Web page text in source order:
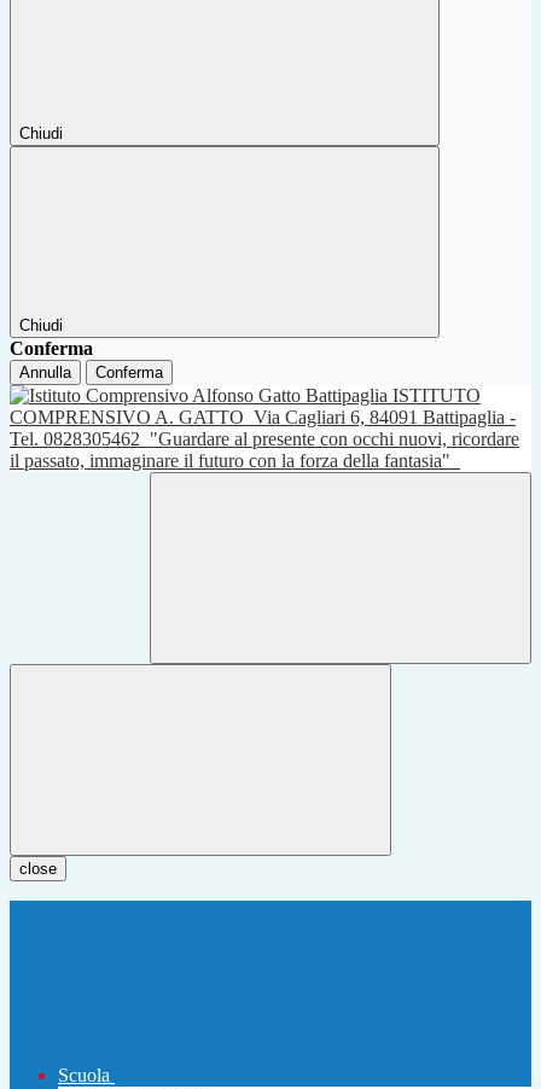
Chiudi
Chiudi
Conferma
Annulla Conferma
ISTITUTO
COMPRENSIVO A. GATTO Via Cagliari 6, 84091 Battipaglia -
Tel. 0828305462 "Guardare al presente con occhi nuovi, ricordare
il passato, immaginare il futuro con la forza della fantasia"
close
Scuola